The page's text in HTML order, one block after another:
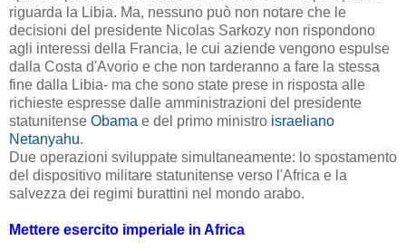
riguarda la Libia. Ma, nessuno può non notare che le
decisioni del presidente Nicolas Sarkozy non rispondono
agli interessi della Francia, le cui aziende vengono espulse
dalla Costa d'Avorio e che non tarderanno a fare la stessa
fine dalla Libia- ma che sono state prese in risposta alle
richieste espresse dalle amministrazioni del presidente
statunitense Obama e del primo ministro israeliano
Netanyahu.
Due operazioni sviluppate simultaneamente: lo spostamento
del dispositivo militare statunitense verso l'Africa e la
salvezza dei regimi burattini nel mondo arabo.
Mettere esercito imperiale in Africa